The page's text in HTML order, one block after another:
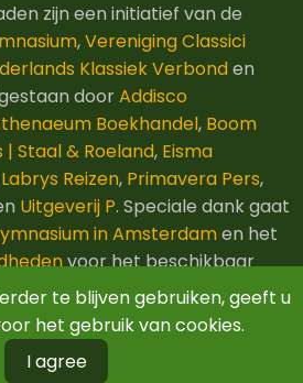
zijn een initiatief van de
,Vereniging Classici
Klassiek Verbonden
doorAddisco
Boekhandel, Boom
Staal & Roeland, Eisma
Labrys Reizen, Primavera Pers,
Uitgeverij P. Speciale dank gaat
in Amsterdamen het
voor het beschikbaar
te blijven gebruiken, geeft u
het gebruik van cookies.
I agree